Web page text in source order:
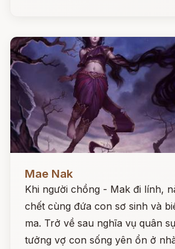
Mae Nak
Khi người chồng - Mak đi lính,
chết cùng đứa con sơ sinh và
ma. Trở về sau nghĩa vụ quân
tưởng vợ con sống yên ổn ở